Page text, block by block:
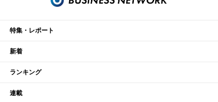
特集・レポート
新着
ランキング
連載